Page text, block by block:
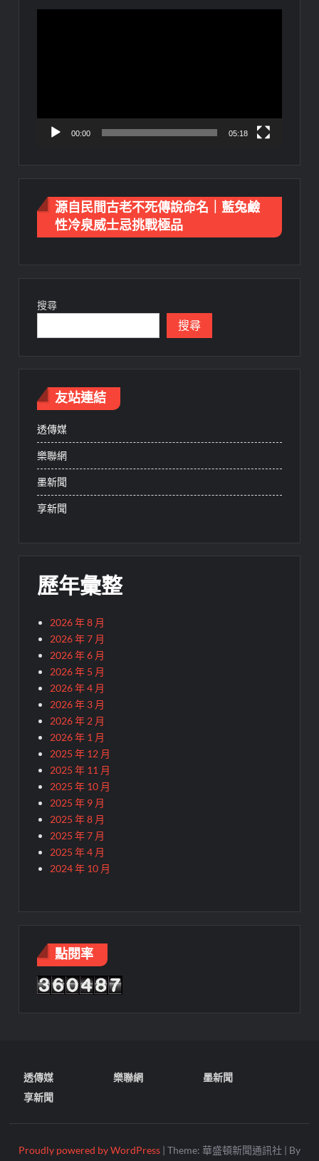
00:00 05:18
源自民間古老不死傳說命名｜藍兔鹼
性冷泉威士忌挑戰極品
搜尋
搜尋
友站連結
透傳媒
樂聯網
墨新聞
享新聞
歷年彙整
2026 年 8 月
2026 年 7 月
2026 年 6 月
2026 年 5 月
2026 年 4 月
2026 年 3 月
2026 年 2 月
2026 年 1 月
2025 年 12 月
2025 年 11 月
2025 年 10 月
2025 年 9 月
2025 年 8 月
2025 年 7 月
2025 年 4 月
2024 年 10 月
點閱率
透傳媒 樂聯網
墨新聞
享新聞
Proudly powered by WordPress | Theme: 華盛頓新聞通訊社 | By